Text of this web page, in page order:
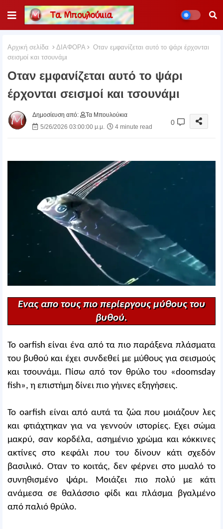
Αρχική σελίδα ΔΙΑΦΟΡΑ
Οταν εμφανίζεται αυτό το ψάρι έρχονται
σεισμοί και τσουνάμι
Οταν εμφανίζεται αυτό το ψάρι
έρχονται σεισμοί και τσουνάμι
Δημοσίευση από:
Τα Μπουλούκια
5/26/2026 03:00:00 μ.μ.
4 minute read
0
Ενας απο τους πιο περίεργους μύθους του
βυθού.
Το oarfish είναι ένα από τα πιο παράξενα πλάσματα
του βυθού και έχει συνδεθεί με μύθους για σεισμούς
και τσουνάμι. Πίσω από τον θρύλο του «doomsday
fish», η επιστήμη δίνει πιο γήινες εξηγήσεις.
Το oarfish είναι από αυτά τα ζώα που μοιάζουν λες
και φτιάχτηκαν για να γεννούν ιστορίες. Εχει σώμα
μακρύ, σαν κορδέλα, ασημένιο χρώμα και κόκκινες
ακτίνες στο κεφάλι που του δίνουν κάτι σχεδόν
βασιλικό. Οταν το κοιτάς, δεν φέρνει στο μυαλό το
συνηθισμένο ψάρι. Μοιάζει πιο πολύ με κάτι
ανάμεσα σε θαλάσσιο φίδι και πλάσμα βγαλμένο
από παλιό θρύλο.